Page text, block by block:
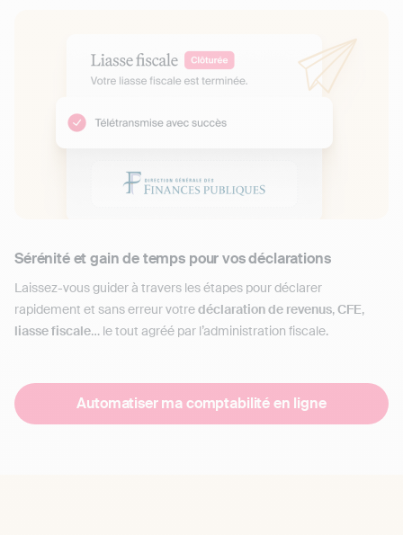
Sérénité et gain de temps pour vos déclarations
Laissez-vous guider à travers les étapes pour déclarer
rapidement et sans erreur votredéclaration de revenus,CFE,
liasse fiscale… le tout agréé par l’administration fiscale.
Automatiser ma comptabilité en ligne